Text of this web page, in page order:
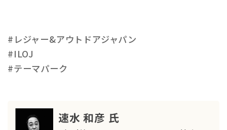
#レジャー&アウトドアジャパン
#ILOJ
#テーマパーク
速水 和彦 氏